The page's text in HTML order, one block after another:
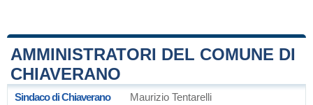
AMMINISTRATORI DEL COMUNE DI
CHIAVERANO
Sindaco di Chiaverano Maurizio Tentarelli